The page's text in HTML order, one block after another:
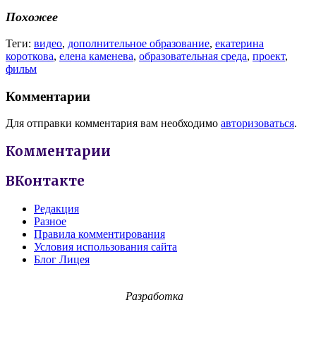
Похожее
Теги: видео, дополнительное образование, екатерина
короткова, елена каменева, образовательная среда, проект,
фильм
Комментарии
Для отправки комментария вам необходимо авторизоваться.
Комментарии
ВКонтакте
Редакция
Разное
Правила комментирования
Условия использования сайта
Блог Лицея
Разработка